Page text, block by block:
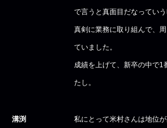
で言うと真面目だなってい
真剣に業務に取り組んで、
ていました。
成績を上げて、新卒の中で1
たし。
溝渕 私にとって米村さんは地位